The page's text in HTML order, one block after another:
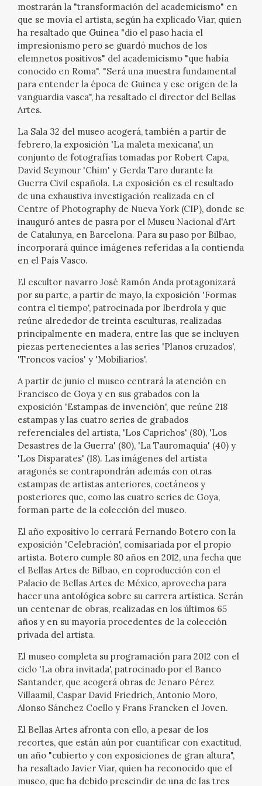
GOYA EN EL MUNDO
GOYA EN ARAGÓN
PREMIO ARAGÓN GOYA
EDICIONES
PUBLICACIONES
TIENDA
TIENDA ONLINE
EDUCA
CEDEA
FICHAS ARASAAC
mostrarán la "transformación del academicismo" en
que se movía el artista, según ha explicado Viar, quien
ha resaltado que Guinea "dio el paso hacia el
impresionismo pero se guardó muchos de los
elemnetos positivos" del academicismo "que había
conocido en Roma". "Será una muestra fundamental
para entender la época de Guinea y ese origen de la
vanguardia vasca", ha resaltado el director del Bellas
Artes.
La Sala 32 del museo acogerá, también a partir de
febrero, la exposición 'La maleta mexicana', un
conjunto de fotografías tomadas por Robert Capa,
David Seymour 'Chim' y Gerda Taro durante la
Guerra Civil española. La exposición es el resultado
de una exhaustiva investigación realizada en el
Centre of Photography de Nueva York (CIP), donde se
inauguró antes de pasra por el Museu Nacional d'Art
de Catalunya, en Barcelona. Para su paso por Bilbao,
incorporará quince imágenes referidas a la contienda
en el País Vasco.
El escultor navarro José Ramón Anda protagonizará
por su parte, a partir de mayo, la exposición 'Formas
contra el tiempo', patrocinada por Iberdrola y que
reúne alrededor de treinta esculturas, realizadas
principalmente en madera, entre las que se incluyen
piezas pertenecientes a las series 'Planos cruzados',
'Troncos vacíos' y 'Mobiliarios'.
A partir de junio el museo centrará la atención en
Francisco de Goya y en sus grabados con la
exposición 'Estampas de invención', que reúne 218
estampas y las cuatro series de grabados
referenciales del artista, 'Los Caprichos' (80), 'Los
Desastres de la Guerra' (80), 'La Tauromaquia' (40) y
'Los Disparates' (18). Las imágenes del artista
aragonés se contrapondrán además con otras
estampas de artistas anteriores, coetáneos y
posteriores que, como las cuatro series de Goya,
forman parte de la colección del museo.
El año expositivo lo cerrará Fernando Botero con la
exposición 'Celebración', comisariada por el propio
artista. Botero cumple 80 años en 2012, una fecha que
el Bellas Artes de Bilbao, en coproducción con el
Palacio de Bellas Artes de México, aprovecha para
hacer una antológica sobre su carrera artística. Serán
un centenar de obras, realizadas en los últimos 65
años y en su mayoría procedentes de la colección
privada del artista.
El museo completa su programación para 2012 con el
ciclo 'La obra invitada', patrocinado por el Banco
Santander, que acogerá obras de Jenaro Pérez
Villaamil, Caspar David Friedrich, Antonio Moro,
Alonso Sánchez Coello y Frans Francken el Joven.
El Bellas Artes afronta con ello, a pesar de los
recortes, que están aún por cuantificar con exactitud,
un año "cubierto y con exposiciones de gran altura",
ha resaltado Javier Viar, quien ha reconocido que el
museo, que ha debido prescindir de una de las tres